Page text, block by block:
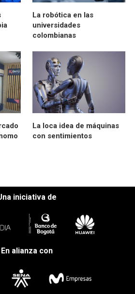
La robótica en las
universidades
colombianas
La loca idea de máquinas
con sentimientos
iniciativa de
En alianza con